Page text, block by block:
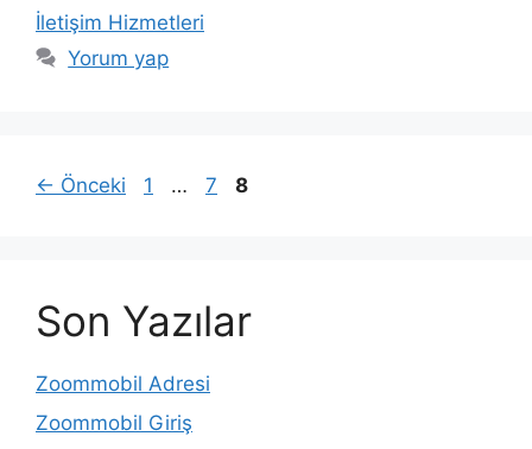
İletişim Hizmetleri
Yorum yap
← Önceki Sayfa
1 … Sayfa
7 Sayfa
8
Son Yazılar
Zoommobil Adresi
Zoommobil Giriş